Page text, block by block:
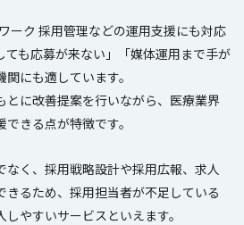
ーク 採用管理などの運用支援にも対応
ても応募が来ない」「媒体運用まで手が
にも適しています。
とに改善提案を行いながら、医療業界
きる点が特徴です。
なく、採用戦略設計や採用広報、求人
きるため、採用担当者が不足している
やすいサービスといえます。